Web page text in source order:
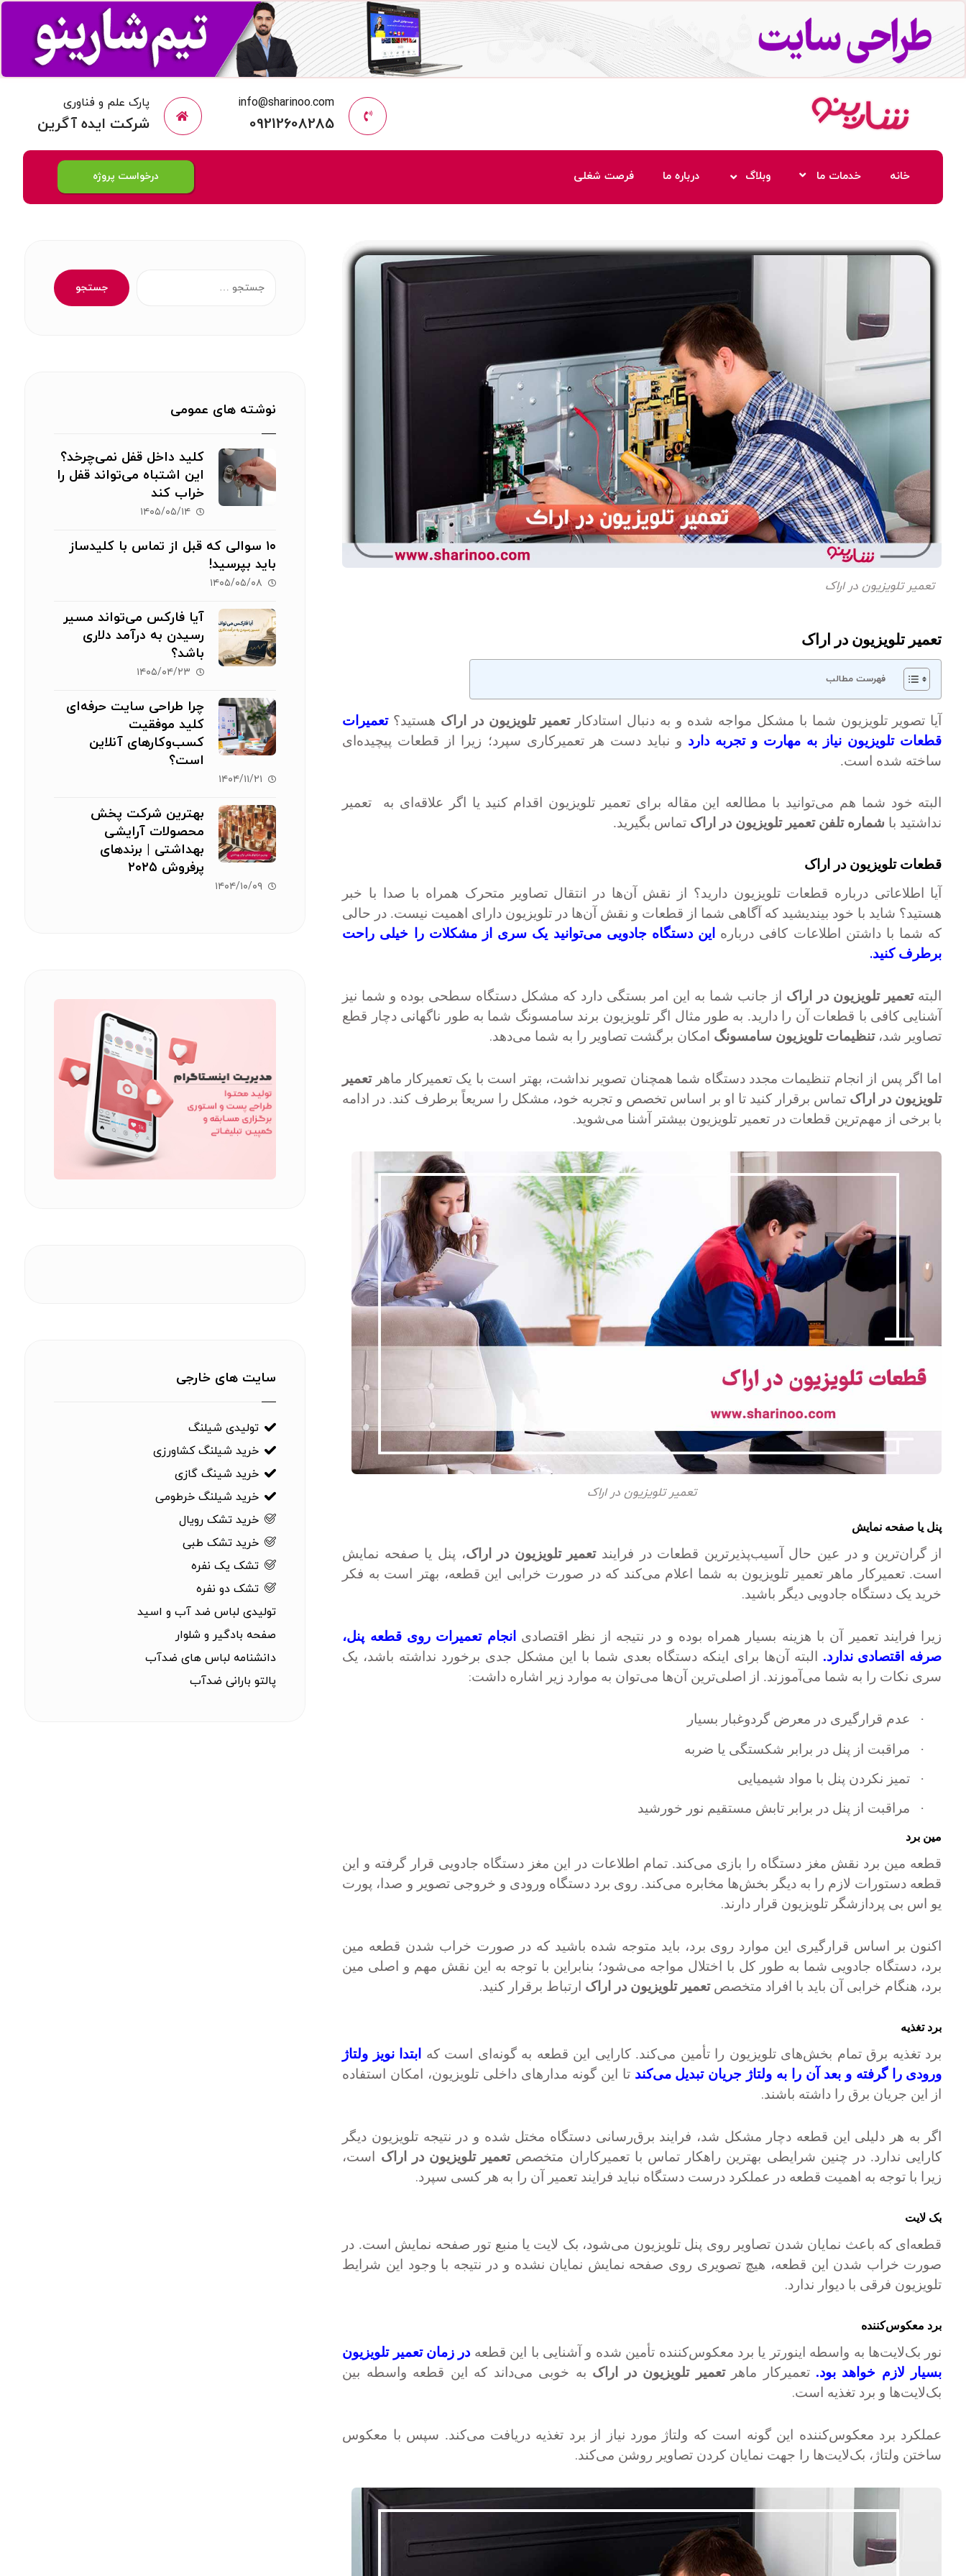
پارک علم و فناوری
شرکت ایده آگرین
info@sharinoo.com
09212608285
خانه خدمات ما وبلاگ درباره ما فرصت شغلی درخواست پروژه
تعمیر تلویزیون در اراک
تعمیر تلویزیون در اراک
فهرست مطالب
آیا تصویر تلویزیون شما با مشکل مواجه شده و به دنبال استادکارتعمیر تلویزیون در اراک هستید؟تعمیرات
قطعات تلویزیون نیاز به مهارت و تجربه دارد و نباید دست هر تعمیرکاری سپرد؛ زیرا از قطعات پیچیده‌ای
ساخته شده است.
البته خود شما هم می‌توانید با مطالعه این مقاله برای تعمیر تلویزیون اقدام کنید یا اگر علاقه‌ای به
تعمیر
نداشتید با شماره تلفن تعمیر تلویزیون در اراک تماس بگیرید.
قطعات تلویزیون در اراک
آیا اطلاعاتی درباره قطعات تلویزیون دارید؟ از نقش آن‌ها در انتقال تصاویر متحرک همراه با صدا با خبر
هستید؟ شاید با خود بیندیشید که آگاهی شما از قطعات و نقش آن‌ها در تلویزیون دارای اهمیت نیست. در حالی
که شما با داشتن اطلاعات کافی درباره این دستگاه جادویی می‌توانید یک سری از مشکلات را خیلی راحت
برطرف کنید.
البتهتعمیر تلویزیون در اراک از جانب شما به این امر بستگی دارد که مشکل دستگاه سطحی بوده و شما نیز
آشنایی کافی با قطعات آن را دارید. به طور مثال اگر تلویزیون برند سامسونگ شما به طور ناگهانی دچار قطع
تصاویر شد،تنظیمات تلویزیون سامسونگ امکان برگشت تصاویر را به شما می‌دهد.
اما اگر پس از انجام تنظیمات مجدد دستگاه شما همچنان تصویر نداشت، بهتر است با یک تعمیرکار ماهرتعمیر
تلویزیون در اراک تماس برقرار کنید تا او بر اساس تخصص و تجربه خود، مشکل را سریعاً برطرف کند. در ادامه
با برخی از مهم‌ترین قطعات در تعمیر تلویزیون بیشتر آشنا می‌شوید.
تعمیر تلویزیون در اراک
پنل یا صفحه نمایش
از گران‌ترین و در عین حال آسیب‌پذیرترین قطعات در فرایندتعمیر تلویزیون در اراک، پنل یا صفحه نمایش
است. تعمیرکار ماهر تعمیر تلویزیون به شما اعلام می‌کند که در صورت خرابی این قطعه، بهتر است به فکر
خرید یک دستگاه جادویی دیگر باشید.
زیرا فرایند تعمیر آن با هزینه بسیار همراه بوده و در نتیجه از نظر اقتصادی انجام تعمیرات روی قطعه پنل،
صرفه اقتصادی ندارد. البته آن‌ها برای اینکه دستگاه بعدی شما با این مشکل جدی برخورد نداشته باشد، یک
سری نکات را به شما می‌آموزند. از اصلی‌ترین آن‌ها می‌توان به موارد زیر اشاره داشت:
·
عدم قرار‌گیری در معرض گردوغبار بسیار
·
مراقبت از پنل در برابر شکستگی یا ضربه
·
تمیز نکردن پنل با مواد شیمیایی
·
مراقبت از پنل در برابر تابش مستقیم نور خورشید
مین برد
قطعه مین برد نقش مغز دستگاه را بازی می‌کند. تمام اطلاعات در این مغز دستگاه جادویی قرار گرفته و این
قطعه دستورات لازم را به دیگر بخش‌ها مخابره می‌کند. روی برد دستگاه ورودی و خروجی تصویر و صدا، پورت
یو اس بی‌ پردازشگر تلویزیون قرار دارند.
اکنون بر اساس قرارگیری این موارد روی برد، باید متوجه شده باشید که در صورت خراب شدن قطعه مین
برد، دستگاه جادویی شما به طور کل با اختلال مواجه می‌شود؛ بنابراین با توجه به این نقش مهم و اصلی مین
برد، هنگام خرابی آن باید با افراد متخصصتعمیر تلویزیون در اراک ارتباط برقرار کنید.
برد تغذیه
برد تغذیه برق تمام بخش‌های تلویزیون را تأمین می‌کند. کارایی این قطعه به گونه‌ای است که ابتدا نویز ولتاژ
ورودی را گرفته و بعد آن را به ولتاژ جریان تبدیل می‌کند تا این گونه مدار‌های داخلی تلویزیون، امکان استفاده
از این جریان برق را داشته باشند.
اگر به هر دلیلی این قطعه دچار مشکل شد، فرایند برق‌رسانی دستگاه مختل شده و در نتیجه تلویزیون دیگر
کارایی ندارد. در چنین شرایطی بهترین راهکار تماس با تعمیرکاران متخصصتعمیر تلویزیون در اراک است،
زیرا با توجه به اهمیت قطعه در عملکرد درست دستگاه نباید فرایند تعمیر آن را به هر کسی سپرد.
بک لایت
قطعه‌ای که باعث نمایان شدن تصاویر روی پنل تلویزیون می‌شود، بک لایت یا منبع تور صفحه نمایش است. در
صورت خراب شدن این قطعه، هیچ تصویری روی صفحه نمایش نمایان نشده و در نتیجه با وجود این شرایط
تلویزیون فرقی با دیوار ندارد.
برد معکوس‌کننده
نور بک‌لایت‌ها به واسطه اینورتر یا برد معکوس‌کننده تأمین شده و آشنایی با این قطعه در زمان تعمیر تلویزیون
بسیار لازم خواهد بود. تعمیرکار ماهرتعمیر تلویزیون در اراک به خوبی می‌داند که این قطعه واسطه بین
بک‌لایت‌ها و برد تغذیه است.
عملکرد برد معکوس‌کننده این گونه است که ولتاژ مورد نیاز از برد تغذیه دریافت می‌کند. سپس با معکوس
ساختن ولتاژ، بک‌لایت‌ها را جهت نمایان کردن تصاویر روشن می‌کند.
جستجو
نوشته های عمومی
کلید داخل قفل نمی‌چرخد؟
این اشتباه می‌تواند قفل را
خراب کند
۱۴۰۵/۰۵/۱۴
۱۰ سوالی که قبل از تماس با کلیدساز
باید بپرسید!
۱۴۰۵/۰۵/۰۸
آیا فارکس می‌تواند مسیر
رسیدن به درآمد دلاری
باشد؟
۱۴۰۵/۰۴/۲۳
چرا طراحی سایت حرفه‌ای
کلید موفقیت
کسب‌وکارهای آنلاین
است؟
۱۴۰۴/۱۱/۲۱
بهترین شرکت پخش
محصولات آرایشی
بهداشتی | برندهای
پرفروش ۲۰۲۵
۱۴۰۴/۱۰/۰۹
سایت های خارجی
تولیدی شیلنگ
خرید شیلنگ کشاورزی
خرید شینگ گازی
خرید شیلنگ خرطومی
خرید تشک رویال
خرید تشک طبی
تشک یک نفره
تشک دو نفره
تولیدی لباس ضد آب و اسید
صفحه بادگیر و شلوار
دانشنامه لباس های ضدآب
پالتو بارانی ضدآب